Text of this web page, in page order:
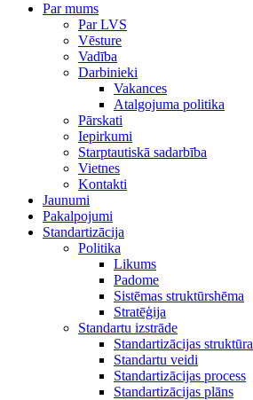
Par mums
Par LVS
Vēsture
Vadība
Darbinieki
Vakances
Atalgojuma politika
Pārskati
Iepirkumi
Starptautiskā sadarbība
Vietnes
Kontakti
Jaunumi
Pakalpojumi
Standartizācija
Politika
Likums
Padome
Sistēmas struktūrshēma
Stratēģija
Standartu izstrāde
Standartizācijas struktūra
Standartu veidi
Standartizācijas process
Standartizācijas plāns